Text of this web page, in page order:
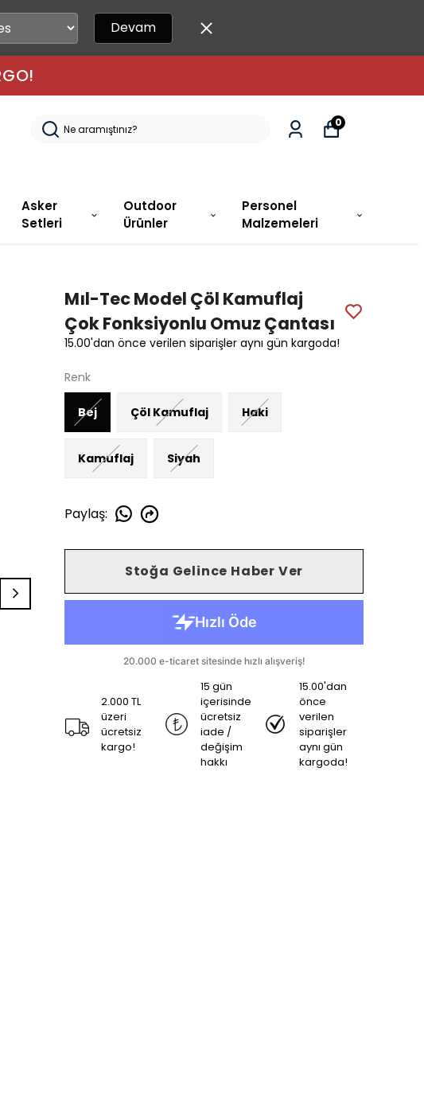
Devam
AYNI GÜN KARGODA!
Asker
Setleri
Outdoor
Ürünler
Personel
Malzemeleri
0
Mıl-Tec Model Çöl Kamuflaj
Çok Fonksiyonlu Omuz Çantası
15.00'dan önce verilen siparişler aynı gün kargoda!
Renk
Bej Çöl Kamuflaj Haki
Kamuflaj Siyah
Paylaş:
Stoğa Gelince Haber Ver
2.000 TL
üzeri
ücretsiz
kargo!
15 gün
içerisinde
ücretsiz
iade /
değişim
hakkı
15.00'dan
önce
verilen
siparişler
aynı gün
kargoda!